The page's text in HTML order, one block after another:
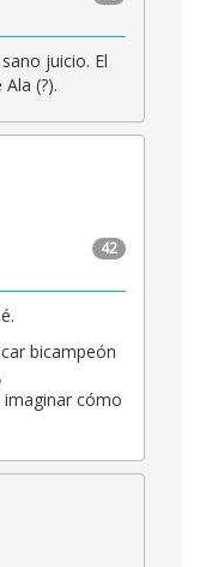
juicio. El
(?).
42
bicampeón
cómo